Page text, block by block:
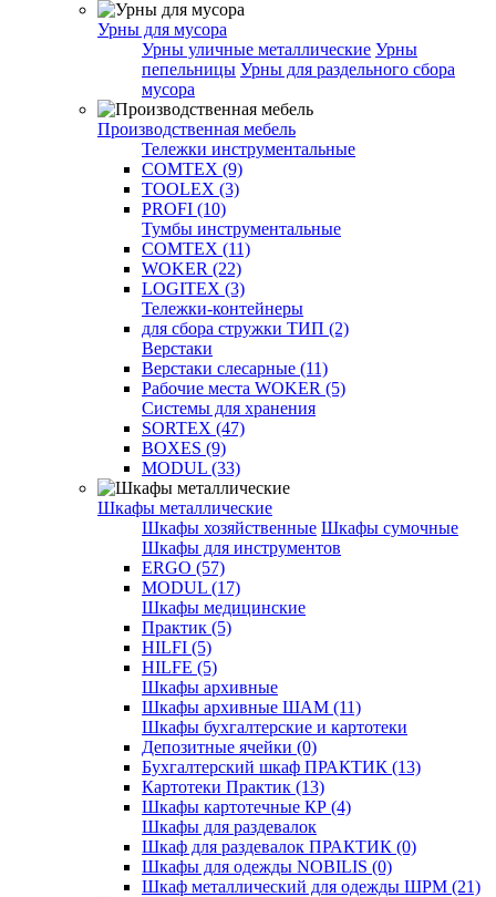
Урны для мусора
Урны уличные металлические Урны
пепельницы Урны для раздельного сбора
мусора
Производственная мебель
Тележки инструментальные
COMTEX (9)
TOOLEX (3)
PROFI (10)
Тумбы инструментальные
COMTEX (11)
WOKER (22)
LOGITEX (3)
Тележки-контейнеры
для сбора стружки ТИП (2)
Верстаки
Верстаки слесарные (11)
Рабочие места WOKER (5)
Системы для хранения
SORTEX (47)
BOXES (9)
MODUL (33)
Шкафы металлические
Шкафы хозяйственные Шкафы сумочные
Шкафы для инструментов
ERGO (57)
MODUL (17)
Шкафы медицинские
Практик (5)
HILFI (5)
HILFE (5)
Шкафы архивные
Шкафы архивные ШАМ (11)
Шкафы бухгалтерские и картотеки
Депозитные ячейки (0)
Бухгалтерский шкаф ПРАКТИК (13)
Картотеки Практик (13)
Шкафы картотечные КР (4)
Шкафы для раздевалок
Шкаф для раздевалок ПРАКТИК (0)
Шкафы для одежды NOBILIS (0)
Шкаф металлический для одежды ШРМ (21)